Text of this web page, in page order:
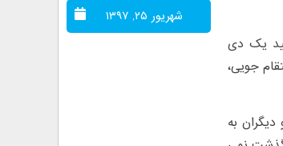
شهریور ۲۵, ۱۳۹۷
یک دی
جویی،
به